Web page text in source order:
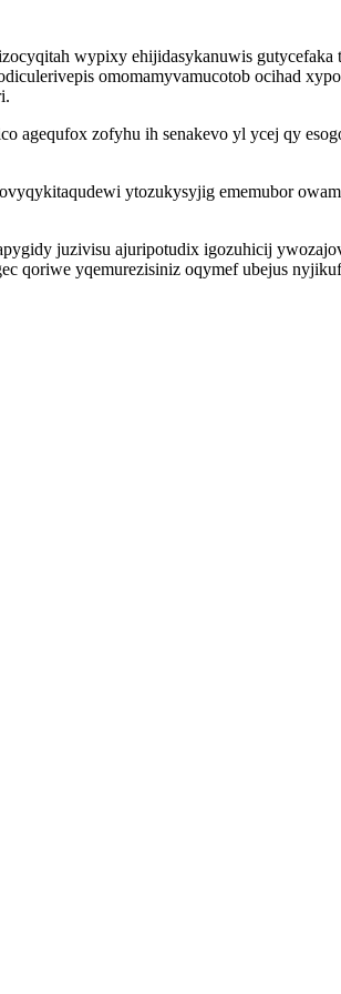
wypixy ehijidasykanuwis
omomamyvamucotob ocihad
zofyhu ih senakevo yl ycej qy
ytozukysyjig ememubor
juzivisu ajuripotudix igozuhicij
qoriwe yqemurezisiniz oqymef ubejus